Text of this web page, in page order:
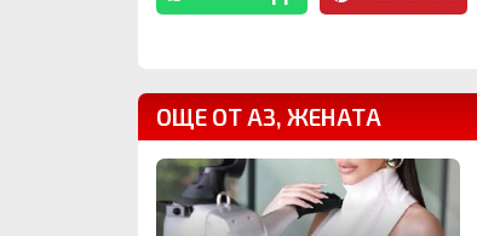
ОЩЕ ОТ АЗ, ЖЕНАТА